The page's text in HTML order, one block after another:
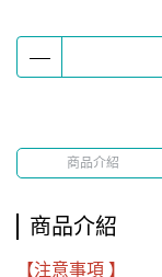
商品介紹
商品介紹
【注意事項 】